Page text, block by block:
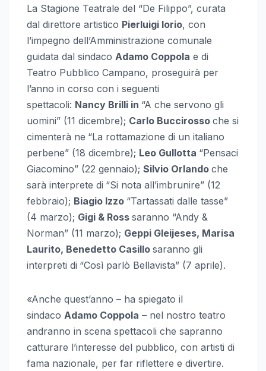
La Stagione Teatrale del “De Filippo”, curata
dal direttore artistico Pierluigi Iorio, con
l’impegno dell’Amministrazione comunale
guidata dal sindaco Adamo Coppola e di
Teatro Pubblico Campano, proseguirà per
l’anno in corso con i seguenti
spettacoli: Nancy Brilli in “A che servono gli
uomini” (11 dicembre); Carlo Buccirosso che si
cimenterà ne “La rottamazione di un italiano
perbene” (18 dicembre); Leo Gullotta “Pensaci
Giacomino” (22 gennaio); Silvio Orlando che
sarà interprete di “Si nota all’imbrunire” (12
febbraio); Biagio Izzo “Tartassati dalle tasse”
(4 marzo); Gigi & Ross saranno “Andy &
Norman” (11 marzo); Geppi Gleijeses, Marisa
Laurito, Benedetto Casillo saranno gli
interpreti di “Così parlò Bellavista” (7 aprile).
«Anche quest’anno – ha spiegato il
sindaco Adamo Coppola – nel nostro teatro
andranno in scena spettacoli che sapranno
catturare l’interesse del pubblico, con artisti di
fama nazionale, per far riflettere e divertire.